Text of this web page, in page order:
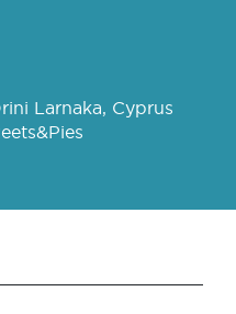
Larnaka, Cyprus